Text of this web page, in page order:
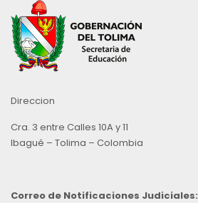
Direccion
Cra. 3 entre Calles 10A y 11
Ibagué – Tolima – Colombia
Correo de Notificaciones Judiciales: